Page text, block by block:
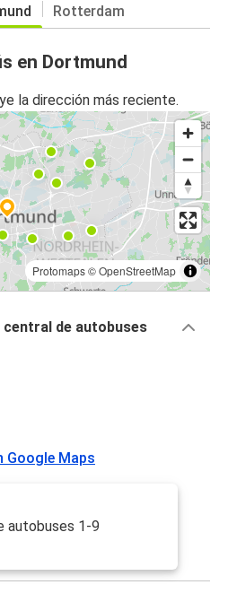
Rotterdam
en Dortmund
la dirección más reciente.
Protomaps©OpenStreetMap
de autobuses
Google Maps
autobuses 1-9